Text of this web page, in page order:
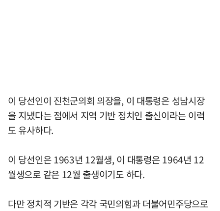
이 당선인이 진천군의회 의장을, 이 대통령은 성남시장
을 지냈다는 점에서 지역 기반 정치인 출신이라는 이력
도 유사하다.
이 당선인은 1963년 12월생, 이 대통령은 1964년 12
월생으로 같은 12월 출생이기도 하다.
다만 정치적 기반은 각각 국민의힘과 더불어민주당으로